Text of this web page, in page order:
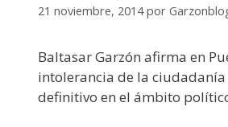
21 noviembre, 2014 por
Baltasar Garzón afirma en
intolerancia de la
definitivo en el ámbito